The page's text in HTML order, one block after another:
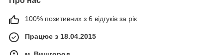
100% позитивних з 6 відгуків за рік
Працює з 18.04.2015